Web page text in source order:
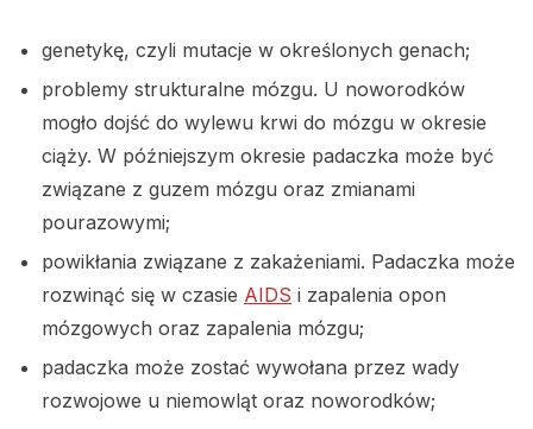
genetykę, czyli mutacje w określonych genach;
problemy strukturalne mózgu. U noworodków
mogło dojść do wylewu krwi do mózgu w okresie
ciąży. W późniejszym okresie padaczka może być
związane z guzem mózgu oraz zmianami
pourazowymi;
powikłania związane z zakażeniami. Padaczka może
rozwinąć się w czasie AIDS i zapalenia opon
mózgowych oraz zapalenia mózgu;
padaczka może zostać wywołana przez wady
rozwojowe u niemowląt oraz noworodków;